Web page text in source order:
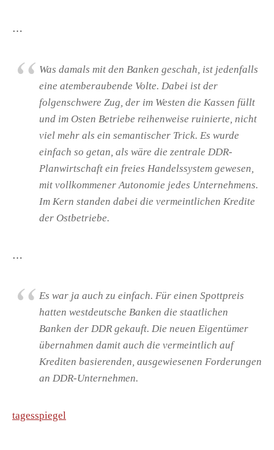
…
Was damals mit den Banken geschah, ist jedenfalls
eine atemberaubende Volte. Dabei ist der
folgenschwere Zug, der im Westen die Kassen füllt
und im Osten Betriebe reihenweise ruinierte, nicht
viel mehr als ein semantischer Trick. Es wurde
einfach so getan, als wäre die zentrale DDR-
Planwirtschaft ein freies Handelssystem gewesen,
mit vollkommener Autonomie jedes Unternehmens.
Im Kern standen dabei die vermeintlichen Kredite
der Ostbetriebe.
…
Es war ja auch zu einfach. Für einen Spottpreis
hatten westdeutsche Banken die staatlichen
Banken der DDR gekauft. Die neuen Eigentümer
übernahmen damit auch die vermeintlich auf
Krediten basierenden, ausgewiesenen Forderungen
an DDR-Unternehmen.
tagesspiegel